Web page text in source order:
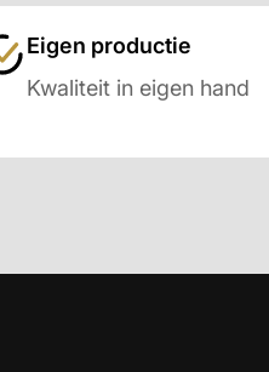
Eigen productie
Kwaliteit in eigen hand